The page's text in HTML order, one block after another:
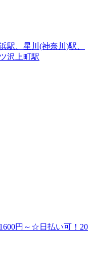
駅、星川(神奈川)駅、
沢上町駅
円～☆日払い可！20